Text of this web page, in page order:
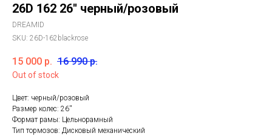
26D 162 26'' черный/розовый
DREAMID
SKU: 26D-162blackrose
15 000 р. 16 990 р.
Out of stock
Цвет: черный/розовый
Размер колес: 26''
Формат рамы: Цельнорамный
Тип тормозов: Дисковый механический